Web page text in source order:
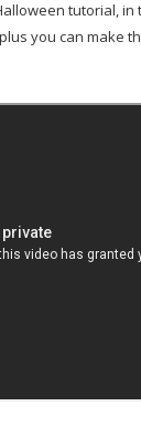
tutorial,
you can make